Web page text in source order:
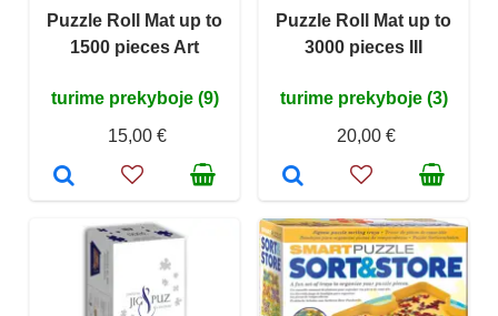
Puzzle Roll Mat up to
1500 pieces Art
turime prekyboje (9)
15,00 €
Puzzle Roll Mat up to
3000 pieces III
turime prekyboje (3)
20,00 €